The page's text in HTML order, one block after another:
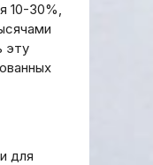
10-30%,
эту
для